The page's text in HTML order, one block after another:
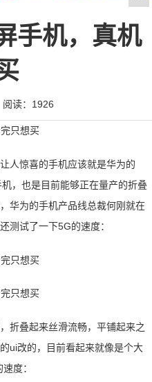
手机，真机
阅读：1926
人惊喜的手机应该就是华为的
，也是目前能够正在量产的折叠
华为的手机产品线总裁何刚就在
测试了一下5G的速度：
折叠起来丝滑流畅，平铺起来之
ui改的，目前看起来就像是个大
度：